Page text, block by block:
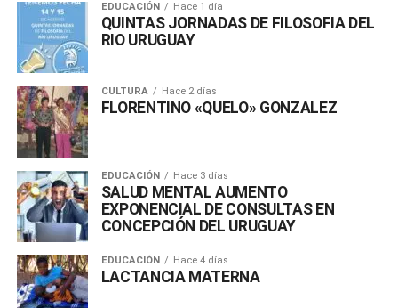
La ciudad se prepara todos los años para la fiesta
Nacional de la Colonización con la siguiente
programación artística:
EDUCACIÓN Hace 1 día
QUINTAS JORNADAS DE FILOSOFIA DEL
RIO URUGUAY
CULTURA Hace 2 días
FLORENTINO «QUELO» GONZALEZ
EDUCACIÓN Hace 3 días
SALUD MENTAL AUMENTO
EXPONENCIAL DE CONSULTAS EN
CONCEPCIÓN DEL URUGUAY
EDUCACIÓN Hace 4 días
LACTANCIA MATERNA